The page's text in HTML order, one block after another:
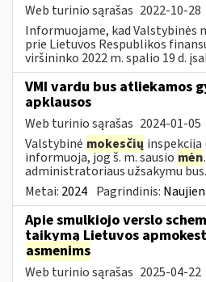
Web turinio sąrašas 2022-10-28
Informuojame, kad Valstybinės
prie Lietuvos Respublikos
viršininko 2022 m. spalio 19 d.
VMI vardu bus atliekamos
apklausos
Web turinio sąrašas 2024-01-05
Valstybinė mokesčių inspekcija
informuoja, jog š. m. sausio mėn.
administratoriaus užsakymu
Metai: 2024 Pagrindinis:
Apie smulkiojo verslo
taikymą Lietuvos
asmenims
Web turinio sąrašas 2025-04-22